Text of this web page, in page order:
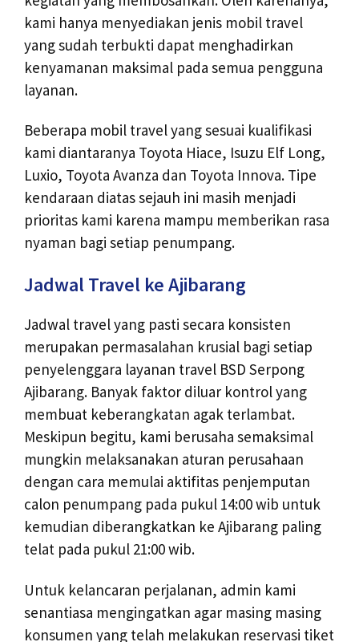
kami hanya menyediakan jenis mobil travel
yang sudah terbukti dapat menghadirkan
kenyamanan maksimal pada semua pengguna
layanan.
Beberapa mobil travel yang sesuai kualifikasi
kami diantaranya Toyota Hiace, Isuzu Elf Long,
Luxio, Toyota Avanza dan Toyota Innova. Tipe
kendaraan diatas sejauh ini masih menjadi
prioritas kami karena mampu memberikan rasa
nyaman bagi setiap penumpang.
Jadwal Travel ke Ajibarang
Jadwal travel yang pasti secara konsisten
merupakan permasalahan krusial bagi setiap
penyelenggara layanan travel BSD Serpong
Ajibarang. Banyak faktor diluar kontrol yang
membuat keberangkatan agak terlambat.
Meskipun begitu, kami berusaha semaksimal
mungkin melaksanakan aturan perusahaan
dengan cara memulai aktifitas penjemputan
calon penumpang pada pukul 14:00 wib untuk
kemudian diberangkatkan ke Ajibarang paling
telat pada pukul 21:00 wib.
Untuk kelancaran perjalanan, admin kami
senantiasa mengingatkan agar masing masing
konsumen yang telah melakukan reservasi tiket